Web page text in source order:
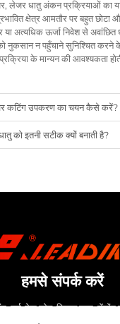
लेजर धातु अंकन प्रक्रियाओं का
क्षेत्र आमतौर पर बहुत छोटा
या अत्यधिक ऊर्जा निवेश से अवांछित
नुकसान न पहुँचाने सुनिश्चित करने
के मान्यन की आवश्यकता
कटिंग उपकरण का चयन कैसे करें?
को इतनी सटीक क्यों बनाती है?
हमसे संपर्क करें
हाई-टेक ज़ोन, जिनान शहर, शेंडोंग